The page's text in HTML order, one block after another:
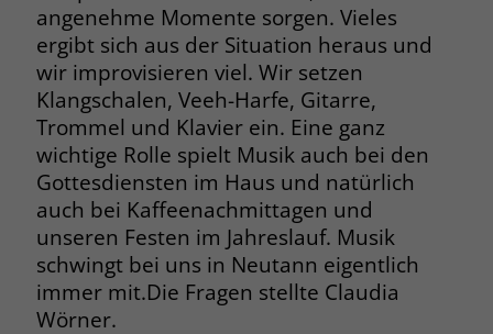
angenehme Momente sorgen. Vieles
ergibt sich aus der Situation heraus und
wir improvisieren viel. Wir setzen
Klangschalen, Veeh-Harfe, Gitarre,
Trommel und Klavier ein. Eine ganz
wichtige Rolle spielt Musik auch bei den
Gottesdiensten im Haus und natürlich
auch bei Kaffeenachmittagen und
unseren Festen im Jahreslauf. Musik
schwingt bei uns in Neutann eigentlich
immer mit.Die Fragen stellte Claudia
Wörner.
persönlich identifizierbaren
Informationen und wird von Facebook
nur platziert, um Daten an das
Unternehmen zurückzusenden.